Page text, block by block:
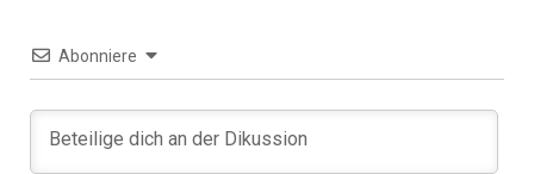
Abonniere